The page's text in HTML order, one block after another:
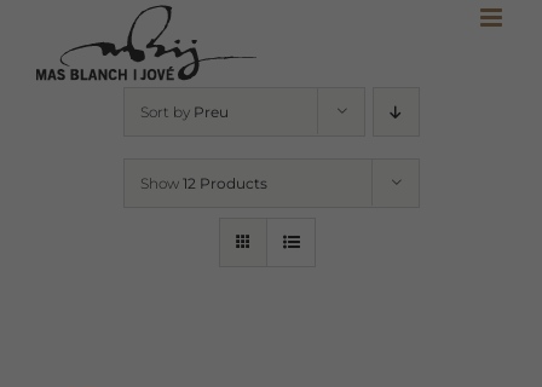
content
Sort by Preu
Show 12 Products